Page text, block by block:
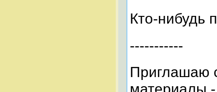
Кто-нибудь
-----------
Приглашаю